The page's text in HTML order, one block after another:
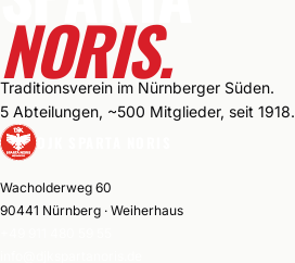
NORIS.
Traditionsverein im Nürnberger Süden.
5 Abteilungen, ~500 Mitglieder, seit 1918.
Wacholderweg 60
90441 Nürnberg · Weiherhaus